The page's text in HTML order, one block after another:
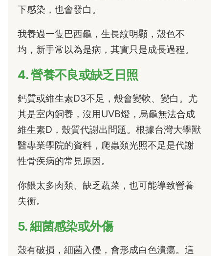
下感染，也會發白。
我養過一隻巴西龜，生長紋明顯，殼色不
均，新手常以為是病，其實只是成長過程。
4. 營養不良或缺乏日照
鈣質或維生素D3不足，殼會變軟、變白。尤
其是室內飼養，沒用UVB燈，烏龜無法合成
維生素D，殼質代謝出問題。根據台灣大學獸
醫專業學院的資料，爬蟲類光照不足是代謝
性骨疾病的常見原因。
你餵太多肉類、缺乏蔬菜，也可能導致營養
失衡。
5. 細菌感染或外傷
殼有破損，細菌入侵，會形成白色潰瘍。這